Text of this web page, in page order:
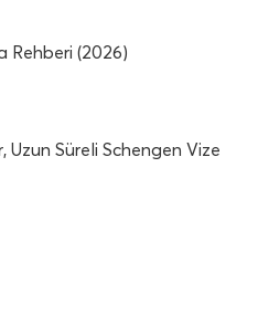
Rehberi (2026)
Uzun Süreli Schengen Vize